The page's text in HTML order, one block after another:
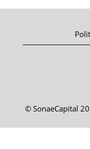
© SonaeCapital